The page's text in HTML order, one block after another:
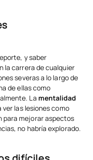
y saber
la carrera de cualquier
severas a lo largo de
de ellas como
La mentalidad
ver las lesiones como
para mejorar aspectos
no habría explorado.